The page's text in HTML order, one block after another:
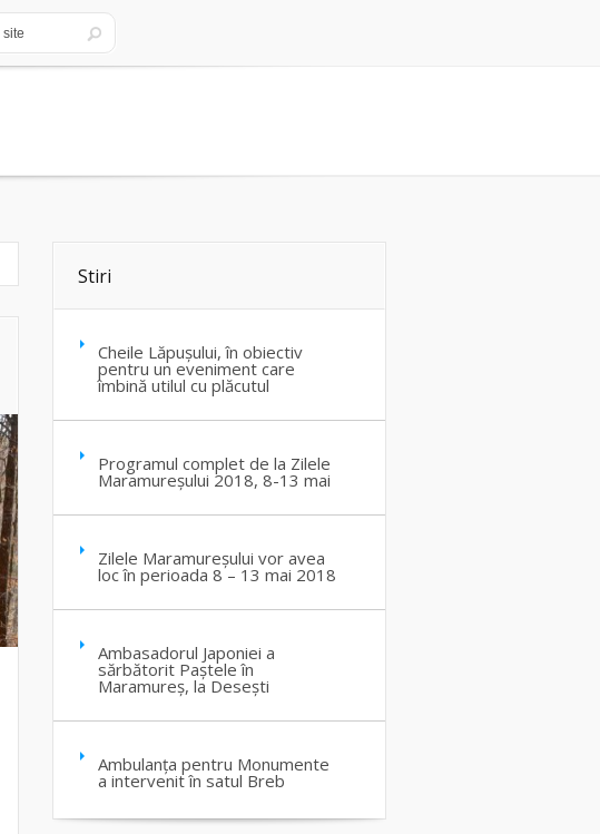
Stiri
Cheile Lăpușului, în obiectiv
pentru un eveniment care
îmbină utilul cu plăcutul
Programul complet de la Zilele
Maramureșului 2018, 8-13 mai
Zilele Maramureșului vor avea
loc în perioada 8 – 13 mai 2018
Ambasadorul Japoniei a
sărbătorit Paștele în
Maramureș, la Desești
Ambulanța pentru Monumente
a intervenit în satul Breb